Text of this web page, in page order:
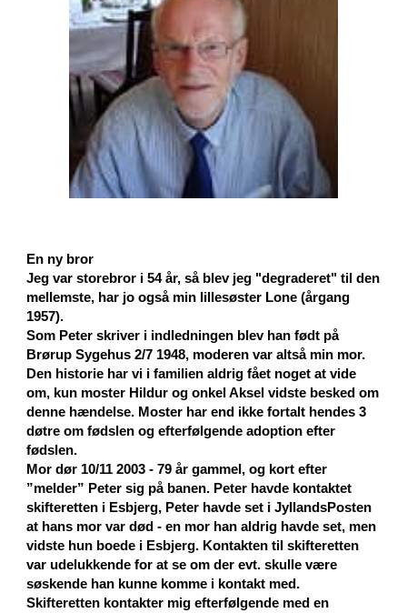
En ny bror
Jeg var storebror i 54 år, så blev jeg "degraderet" til den
mellemste, har jo også min lillesøster Lone (årgang
1957).
Som Peter skriver i indledningen blev han født på
Brørup Sygehus 2/7 1948, moderen var altså min mor.
Den historie har vi i familien aldrig fået noget at vide
om, kun moster Hildur og onkel Aksel vidste besked om
denne hændelse. Moster har end ikke fortalt hendes 3
døtre om fødslen og efterfølgende adoption efter
fødslen.
Mor dør 10/11 2003 - 79 år gammel, og kort efter
”melder” Peter sig på banen. Peter havde kontaktet
skifteretten i Esbjerg, Peter havde set i JyllandsPosten
at hans mor var død - en mor han aldrig havde set, men
vidste hun boede i Esbjerg. Kontakten til skifteretten
var udelukkende for at se om der evt. skulle være
søskende han kunne komme i kontakt med.
Skifteretten kontakter mig efterfølgende med en